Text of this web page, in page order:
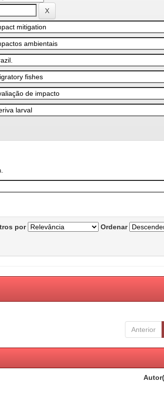
por
Ordenar
Anterior